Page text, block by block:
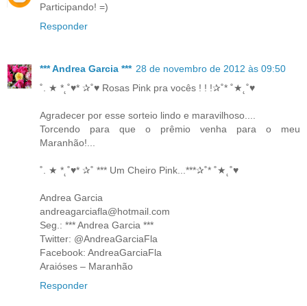
Participando! =)
Responder
*** Andrea Garcia *** 28 de novembro de 2012 às 09:50
˚. ★ *˛˚♥* ✰˚♥ Rosas Pink pra vocês ! ! !✰˚* ˚★˛˚♥
Agradecer por esse sorteio lindo e maravilhoso....
Torcendo para que o prêmio venha para o meu
Maranhão!...
˚. ★ *˛˚♥* ✰˚ *** Um Cheiro Pink...***✰˚* ˚★˛˚♥
Andrea Garcia
andreagarciafla@hotmail.com
Seg.: *** Andrea Garcia ***
Twitter: @AndreaGarciaFla
Facebook: AndreaGarciaFla
Araióses – Maranhão
Responder